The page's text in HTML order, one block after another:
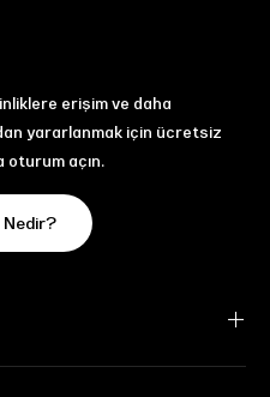
erişim ve daha
yararlanmak için ücretsiz
oturum açın.